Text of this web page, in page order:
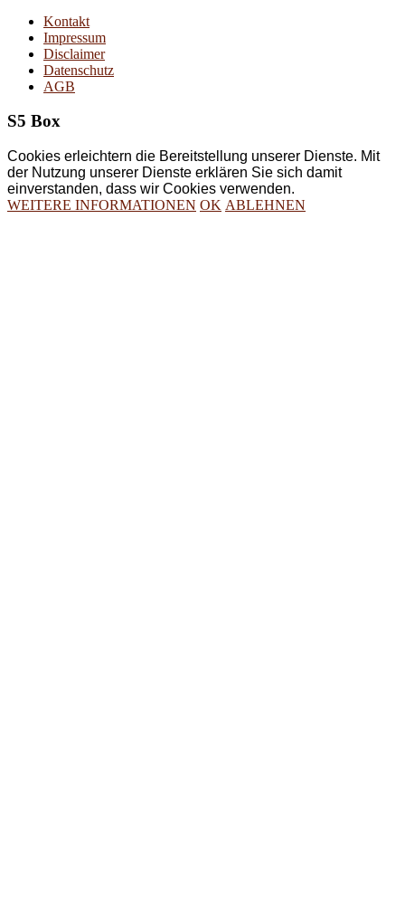
Kontakt
Impressum
Disclaimer
Datenschutz
AGB
S5 Box
Cookies erleichtern die Bereitstellung unserer Dienste. Mit
der Nutzung unserer Dienste erklären Sie sich damit
einverstanden, dass wir Cookies verwenden.
WEITERE INFORMATIONEN OK ABLEHNEN